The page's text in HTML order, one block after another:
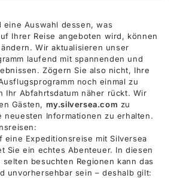
eine Auswahl dessen, was
Ihrer Reise angeboten wird, können
Wir aktualisieren unser
laufend mit spannenden und
Zögern Sie also nicht, Ihre
noch einmal zu
Ihr Abfahrtsdatum näher rückt. Wir
Gästen, my.silversea.com zu
neuesten Informationen zu erhalten.
eine Expeditionsreise mit Silversea
Sie ein echtes Abenteuer. In diesen
besuchten Regionen kann das
unvorhersehbar sein – deshalb gilt: